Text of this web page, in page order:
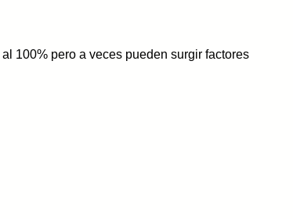
100% pero a veces pueden surgir factores